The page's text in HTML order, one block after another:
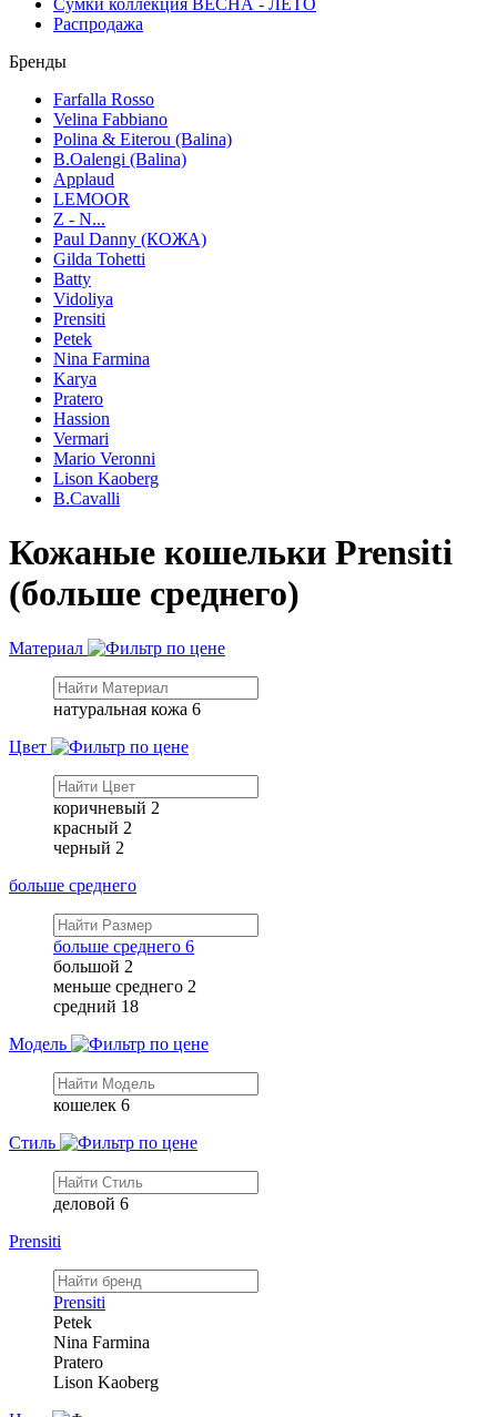
Сумки коллекция ВЕСНА - ЛЕТО
Распродажа
Бренды
Farfalla Rosso
Velina Fabbiano
Polina & Eiterou (Balina)
B.Oalengi (Balina)
Applaud
LEMOOR
Z - N...
Paul Danny (КОЖА)
Gilda Tohetti
Batty
Vidoliya
Prensiti
Petek
Nina Farmina
Karya
Pratero
Hassion
Vermari
Mario Veronni
Lison Kaoberg
B.Cavalli
Кожаные кошельки Prensiti
(больше среднего)
Материал
натуральная кожа 6
Цвет
коричневый 2
красный 2
черный 2
больше среднего
больше среднего 6
большой 2
меньше среднего 2
средний 18
Модель
кошелек 6
Стиль
деловой 6
Prensiti
Prensiti
Petek
Nina Farmina
Pratero
Lison Kaoberg